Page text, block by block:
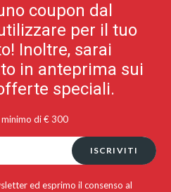
coupon dal
per il tuo
Inoltre, sarai
in anteprima sui
speciali.
di € 300
ISCRIVITI
ed esprimo il consenso al